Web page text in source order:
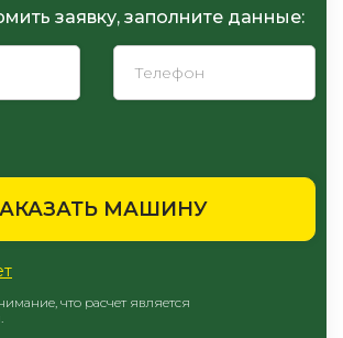
заявку, заполните данные:
МАШИНУ
что расчет является